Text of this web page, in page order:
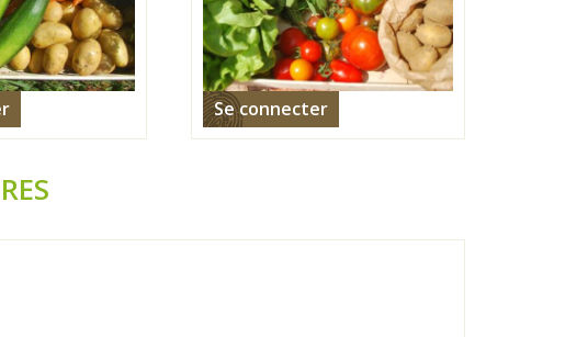
Se connecter